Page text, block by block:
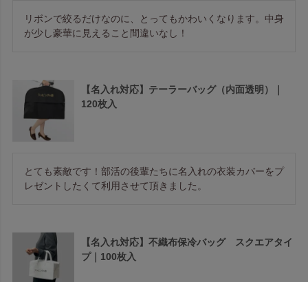
リボンで絞るだけなのに、とってもかわいくなります。中身
が少し豪華に見えること間違いなし！
【名入れ対応】テーラーバッグ（内面透明）｜
120枚入
とても素敵です！部活の後輩たちに名入れの衣装カバーをプ
レゼントしたくて利用させて頂きました。
【名入れ対応】不織布保冷バッグ スクエアタイ
プ｜100枚入